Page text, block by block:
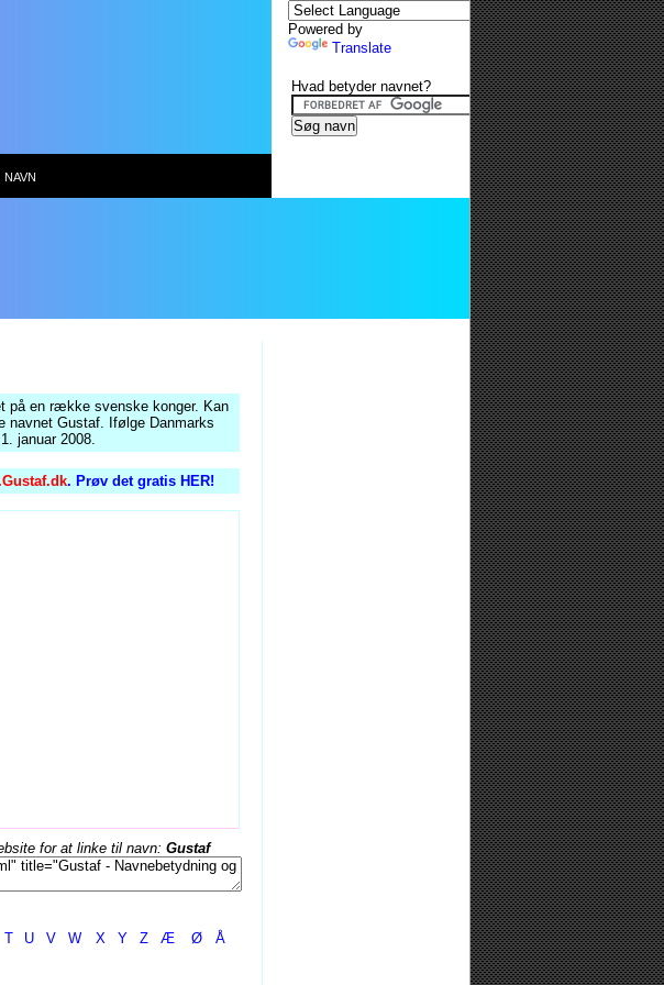
på en række svenske konger. Kan
navnet Gustaf. Ifølge Danmarks
januar 2008.
. Prøv det gratis HER!
for at linke til navn: Gustaf
T U V W X Y Z Æ Ø Å
Powered by
Translate
Hvad betyder navnet?